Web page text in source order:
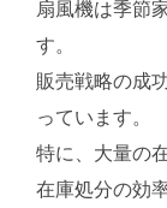
扇風機は季節
す。
販売戦略の成
っています。
特に、大量の
在庫処分の効